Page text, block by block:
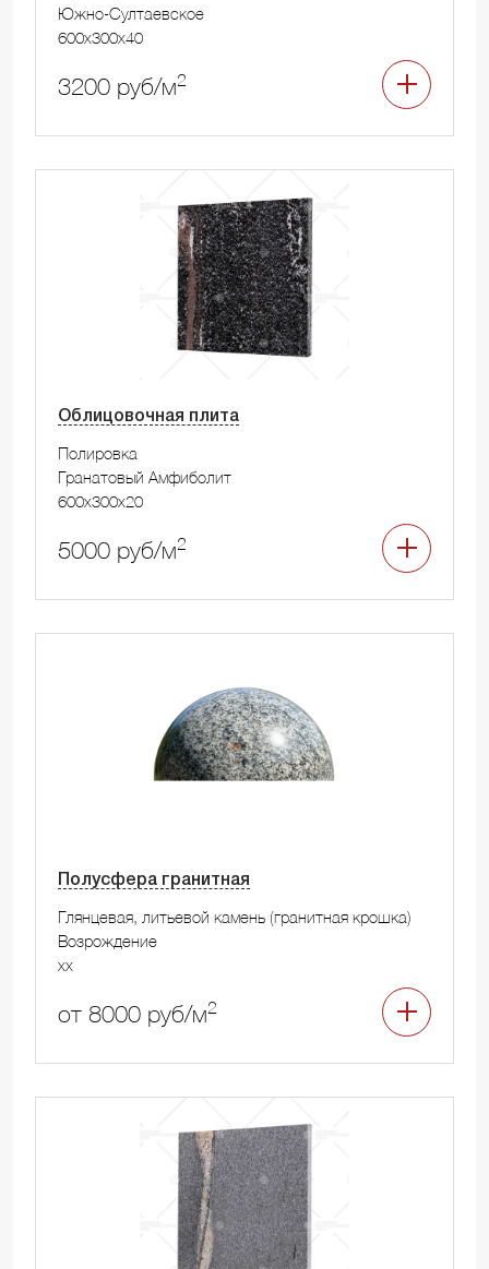
Южно-Султаевское
600x300x40
3200 руб/м2
Облицовочная плита
Полировка
Гранатовый Амфиболит
600x300x20
5000 руб/м2
Полусфера гранитная
Глянцевая, литьевой камень (гранитная крошка)
Возрождение
xx
от 8000 руб/м2